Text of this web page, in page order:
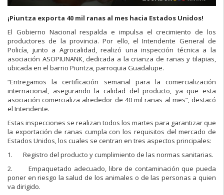
¡Piuntza exporta 40 mil ranas al mes hacia Estados Unidos!
El Gobierno Nacional respalda e impulsa el crecimiento de los
productores de la provincia. Por ello, el Intendente General de
Policía, junto a Agrocalidad, realizó una inspección técnica a la
asociación ASOPIUNANK, dedicada a la crianza de ranas y tilapias,
ubicada en el barrio Piuntza, parroquia Guadalupe.
“Entregamos la certificación semanal para la comercialización
internacional, asegurando la calidad del producto, ya que esta
asociación comercializa alrededor de 40 mil ranas al mes”, destacó
el Intendente.
Estas inspecciones se realizan todos los martes para garantizar que
la exportación de ranas cumpla con los requisitos del mercado de
Estados Unidos, los cuales se centran en tres aspectos principales:
1. Registro del producto y cumplimiento de las normas sanitarias.
2. Empaquetado adecuado, libre de contaminación que pueda
poner en riesgo la salud de los animales o de las personas a quien
va dirigido.